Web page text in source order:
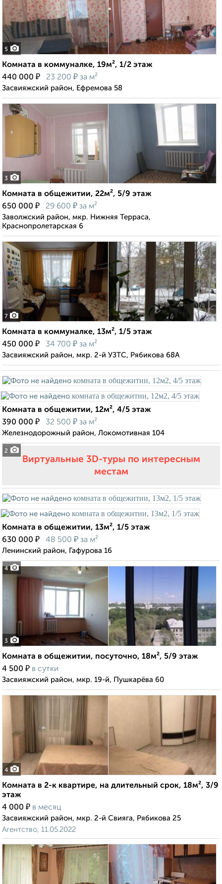
5
Комната в коммуналке, 19м², 1/2 этаж
440 000 ₽ 23 200 ₽ за м²
Засвияжский район, Ефремова 58
3
Комната в общежитии, 22м², 5/9 этаж
650 000 ₽ 29 600 ₽ за м²
Заволжский район, мкр. Нижняя Терраса,
Краснопролетарская 6
7
Комната в коммуналке, 13м², 1/5 этаж
450 000 ₽ 34 700 ₽ за м²
Засвияжский район, мкр. 2-й УЗТС, Рябикова 68А
2
Комната в общежитии, 12м², 4/5 этаж
390 000 ₽ 32 500 ₽ за м²
Железнодорожный район, Локомотивная 104
Виртуальные 3D-туры по интересным
местам
4
Комната в общежитии, 13м², 1/5 этаж
630 000 ₽ 48 500 ₽ за м²
Ленинский район, Гафурова 16
3
Комната в общежитии, посуточно, 18м², 5/9 этаж
4 500 ₽ в сутки
Засвияжский район, мкр. 19-й, Пушкарёва 60
4
Комната в 2-к квартире, на длительный срок, 18м², 3/9
этаж
4 000 ₽ в месяц
Засвияжский район, мкр. 2-й Свияга, Рябикова 25
Агентство, 11.05.2022